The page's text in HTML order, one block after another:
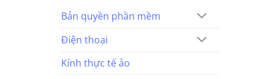
Bản quyền phần mềm
Điện thoại
Kính thực tế ảo